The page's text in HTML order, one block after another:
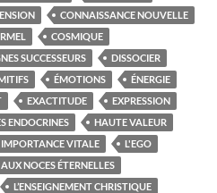
CONNAISSANCE NOUVELLE
COSMIQUE
SUCCESSEURS
DISSOCIER
ÉMOTIONS
ÉNERGIE
EXACTITUDE
EXPRESSION
ENDOCRINES
HAUTE VALEUR
IMPORTANCE VITALE
L'EGO
NOCES ÉTERNELLES
L’ENSEIGNEMENT CHRISTIQUE